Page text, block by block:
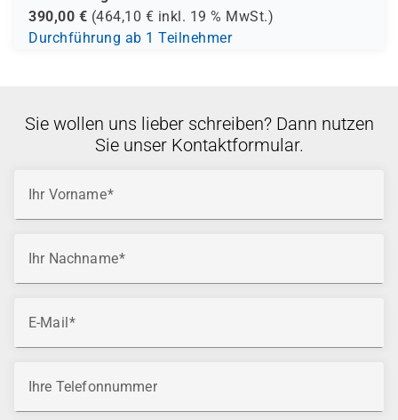
390,00 € (464,10 € inkl. 19 % MwSt.)
Durchführung ab 1 Teilnehmer
Sie wollen uns lieber schreiben? Dann nutzen
Sie unser Kontaktformular.
Ihr Vorname
Ihr Nachname
E-Mail
Ihre Telefonnummer